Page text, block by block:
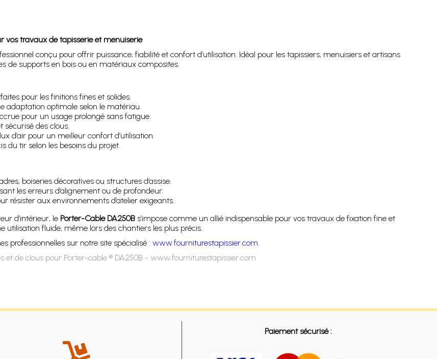
vos travaux de tapisserie et menuiserie
conçu pour offrir puissance, fiabilité et confort d’utilisation. Idéal pour les tapissiers, menuisiers et artisans
de supports en bois ou en matériaux composites.
pour les finitions fines et solides.
adaptation optimale selon le matériau.
pour un usage prolongé sans fatigue.
des clous.
d’air pour un meilleur confort d’utilisation.
du tir selon les besoins du projet.
boiseries décoratives ou structures d’assise.
les erreurs d’alignement ou de profondeur.
résister aux environnements d’atelier exigeants.
d’intérieur, le Porter-Cable DA250Bs’impose comme un allié indispensable pour vos travaux de fixation fine et
fluide, même lors des chantiers les plus précis.
professionnelles sur notre site spécialisé : www.fourniturestapissier.com
et de clous pour Porter-cable ® DA250B - www.fourniturestapissier.com
Paiement sécurisé :